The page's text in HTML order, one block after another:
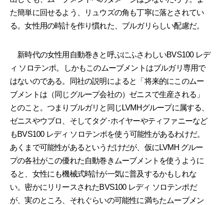
た簡単に回せるよう、リュウズの角も丁寧に落とされてい
る。女性用の時計を作り慣れた、ブルガリらしい配慮だ。
新時代の女性用自動巻きと呼ぶにふさわしいBVS100 レデ
ィ ソロテンポ。しかもこのムーブメントはブルガリ専用で
はないのである。同社の説明によると「将来的にこのムー
ブメントは（同じグループ会社の）ゼニスで生産される」
とのこと。つまりブルガリと同じLVMHグループに属する、
ゼニスやウブロ、そしてタグ･ホイヤーやティファニーなど
もBVS100 レディ ソロテンポを使う可能性があるわけだ。
あくまで可能性があるというだけだが、仮にLVMH グルー
プの各社がこの優れた自動巻きムーブメントを使うように
ると、女性にも機械式時計が一気に普及するかもしれな
い。密かにリリースされたBVS100 レディ ソロテンポだ
が、実のところ、それぐらいの可能性に満ちたムーブメン